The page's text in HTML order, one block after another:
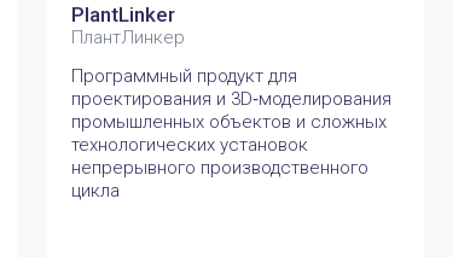
PlantLinker
ПлантЛинкер
Программный продукт для
проектирования и 3D‑моделирования
промышленных объектов и сложных
технологических установок
непрерывного производственного
цикла